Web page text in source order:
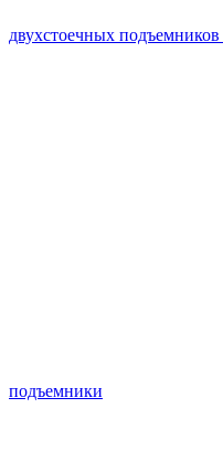
двухстоечных подъемников
подъемники